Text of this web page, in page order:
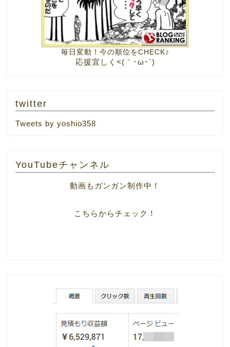
毎日変動！今の順位をCHECK♪
応援宜しく<(｀･ω･´)
twitter
Tweets by yoshio358
YouTubeチャンネル
動画もガンガン制作中！
こちらからチェック！